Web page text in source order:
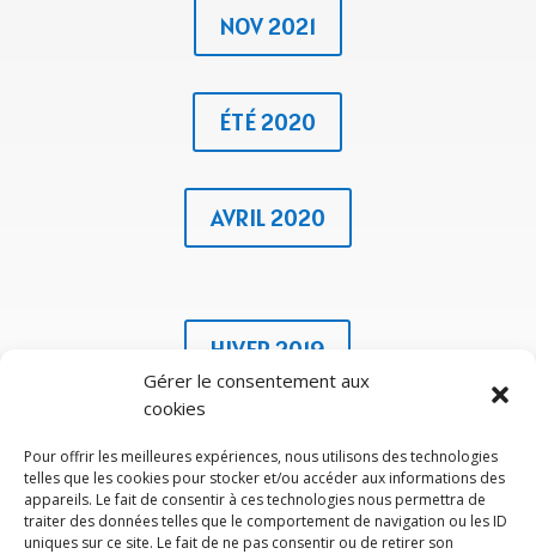
Gérer le consentement aux
cookies
Pour offrir les meilleures expériences, nous utilisons des technologies
telles que les cookies pour stocker et/ou accéder aux informations des
appareils. Le fait de consentir à ces technologies nous permettra de
traiter des données telles que le comportement de navigation ou les ID
uniques sur ce site. Le fait de ne pas consentir ou de retirer son
NOV 2021
ÉTÉ 2020
AVRIL 2020
HIVER 2019
SEPT 2019
JUIN 2019